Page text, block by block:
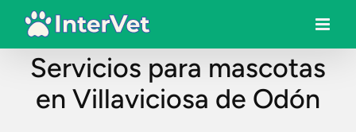
Servicios para mascotas
en Villaviciosa de Odón